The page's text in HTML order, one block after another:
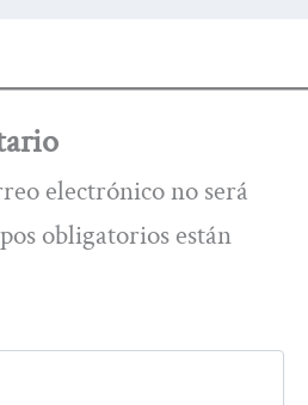
electrónico no será
obligatorios están